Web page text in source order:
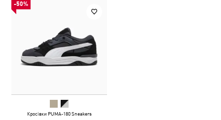
-50%
Кросівки PUMA-180 Sneakers